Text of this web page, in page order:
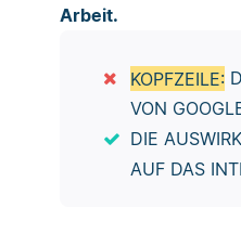
Arbeit.
KOPFZEILE:
VON
DIE
AUF DAS